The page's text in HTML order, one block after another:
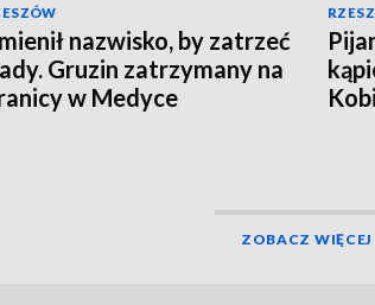
nazwisko, by zatrzeć
Gruzin zatrzymany na
w Medyce
ZOBACZ WIĘCEJ